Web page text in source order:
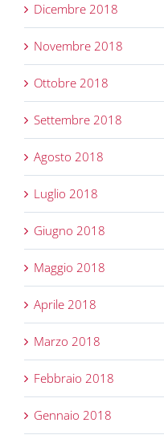
Dicembre 2018
Novembre 2018
Ottobre 2018
Settembre 2018
Agosto 2018
Luglio 2018
Giugno 2018
Maggio 2018
Aprile 2018
Marzo 2018
Febbraio 2018
Gennaio 2018